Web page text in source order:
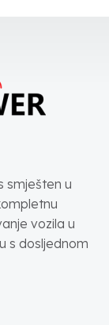
smješten u
vozila u
s dosljednom